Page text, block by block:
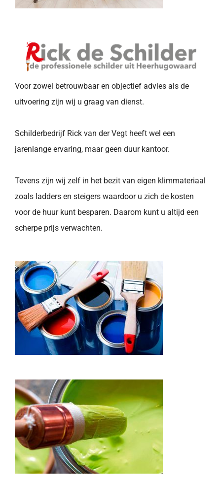
Voor zowel betrouwbaar en objectief advies als de
uitvoering zijn wij u graag van dienst.
Schilderbedrijf Rick van der Vegt heeft wel een
jarenlange ervaring, maar geen duur kantoor.
Tevens zijn wij zelf in het bezit van eigen klimmateriaal
zoals ladders en steigers waardoor u zich de kosten
voor de huur kunt besparen. Daarom kunt u altijd een
scherpe prijs verwachten.